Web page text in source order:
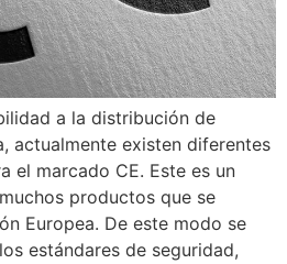
a la distribución de
actualmente existen diferentes
el marcado CE. Este es un
productos que se
Europea. De este modo se
estándares de seguridad,